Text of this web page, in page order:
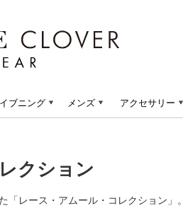
イブニング メンズ アクセサリー
クション
レース・アムール・コレクション」。